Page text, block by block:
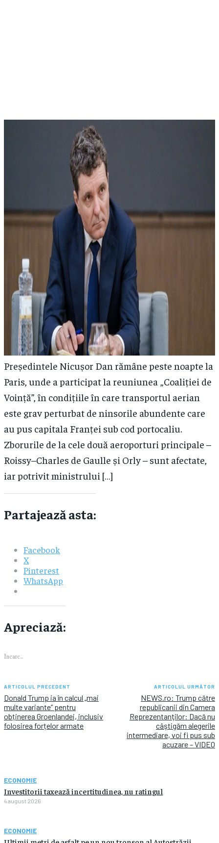
Președintele Nicușor Dan rămâne peste noapte la
Paris, unde a participat la reuniunea „Coaliției de
Voință”, în condițiile în care transportul aerian
este grav perturbat de ninsorile abundente care
au pus capitala Franței sub cod portocaliu.
Zborurile de la cele două aeroporturi principale –
Roissy–Charles de Gaulle și Orly – sunt afectate,
iar potrivit ministrului […]
Partajează asta:
Facebook
X
Pinterest
WhatsApp
Apreciază:
Încarc...
ARTICOLUL PRECEDENT
Donald Trump ia în calcul „mai
multe variante” pentru
obținerea Groenlandei, inclusiv
folosirea forțelor armate
ARTICOLUL URMĂTOR
NEWS.ro: Trump către
republicanii din Camera
Reprezentanţilor: Dacă nu
câştigăm alegerile
intermediare, voi fi pus sub
acuzare – VIDEO
ECONOMIE
Investitorii taxează incertitudinea, nu ratingul
4 august 2026
ECONOMIE